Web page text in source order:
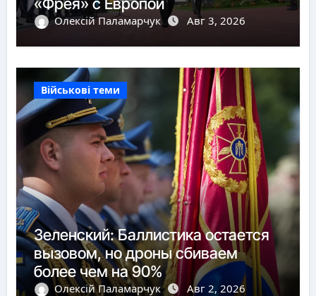
Олексій Паламарчук Авг 3, 2026
Військові теми
Зеленский: Баллистика остается
вызовом, но дроны сбиваем
более чем на 90%
Олексій Паламарчук Авг 2, 2026